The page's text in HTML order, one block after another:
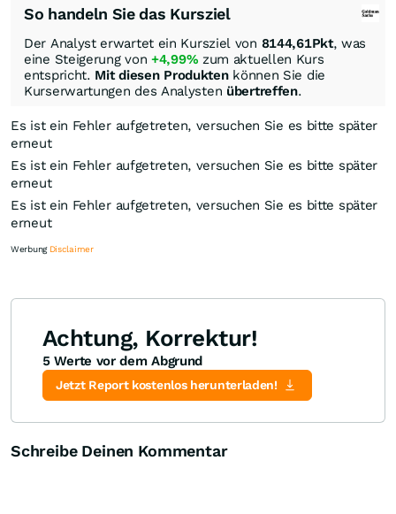
So handeln Sie das Kursziel
Der Analyst erwartet ein Kursziel von 8144,61Pkt, was
eine Steigerung von +4,99% zum aktuellen Kurs
entspricht. Mit diesen Produktenkönnen Sie die
Kurserwartungen des Analysten übertreffen.
Es ist ein Fehler aufgetreten, versuchen Sie es bitte später
erneut
Es ist ein Fehler aufgetreten, versuchen Sie es bitte später
erneut
Es ist ein Fehler aufgetreten, versuchen Sie es bitte später
erneut
Knock-Out-Suche
Optionsschein-Suche
Zertifikate-Suche
Werbung Disclaimer
Achtung, Korrektur!
5 Werte vor dem Abgrund
Jetzt Report kostenlos herunterladen!
Schreibe Deinen Kommentar